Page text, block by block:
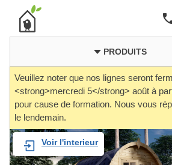
PRODUITS
Veuillez noter que nos lignes seront
<strong>mercredi 5</strong> août à
pour cause de formation. Nous vous
le lendemain.
Voir l'interieur